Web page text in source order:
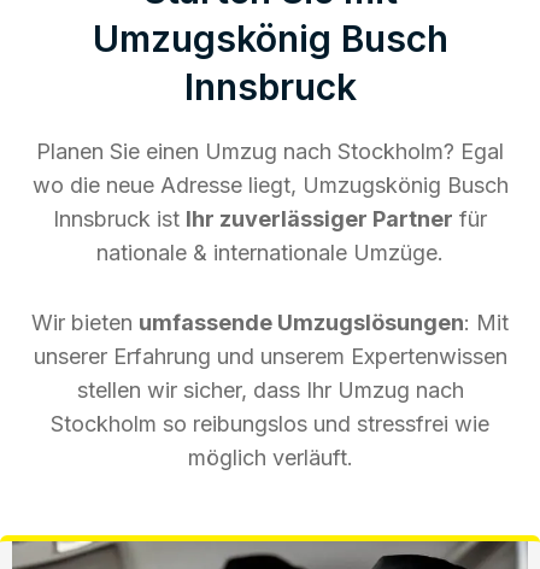
Umzugskönig Busch
Innsbruck
Planen Sie einen Umzug nach Stockholm? Egal
wo die neue Adresse liegt, Umzugskönig Busch
Innsbruck ist Ihr zuverlässiger Partner für
nationale & internationale Umzüge.
Wir bieten umfassende Umzugslösungen: Mit
unserer Erfahrung und unserem Expertenwissen
stellen wir sicher, dass Ihr Umzug nach
Stockholm so reibungslos und stressfrei wie
möglich verläuft.